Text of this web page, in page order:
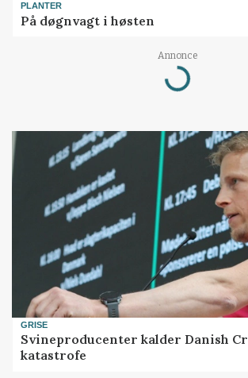
PLANTER
På døgnvagt i høsten
Annonce
Loading...
GRISE
Svineproducenter kalder Danish
katastrofe